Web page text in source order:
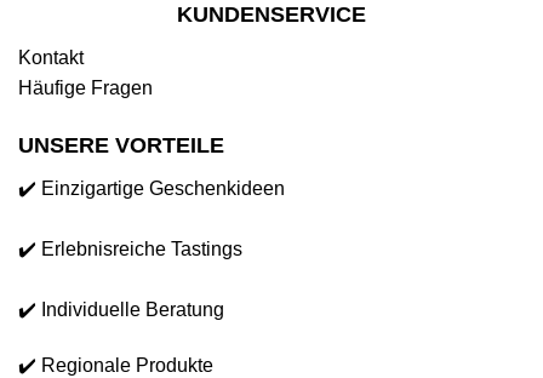
KUNDENSERVICE
Kontakt
Häufige Fragen
UNSERE VORTEILE
✔️ Einzigartige Geschenkideen
✔️ Erlebnisreiche Tastings
✔️ Individuelle Beratung
✔️ Regionale Produkte